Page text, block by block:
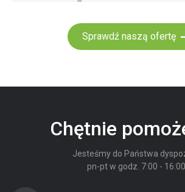
Sprawdź naszą ofertę
Chętnie
Jesteśmy do Państwa
pn-pt w godz. 7:00 - 16:00